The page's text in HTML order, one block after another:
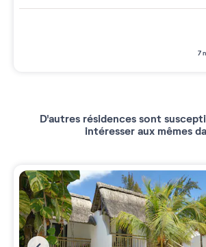
7
D'autres résidences sont
intéresser aux mêmes